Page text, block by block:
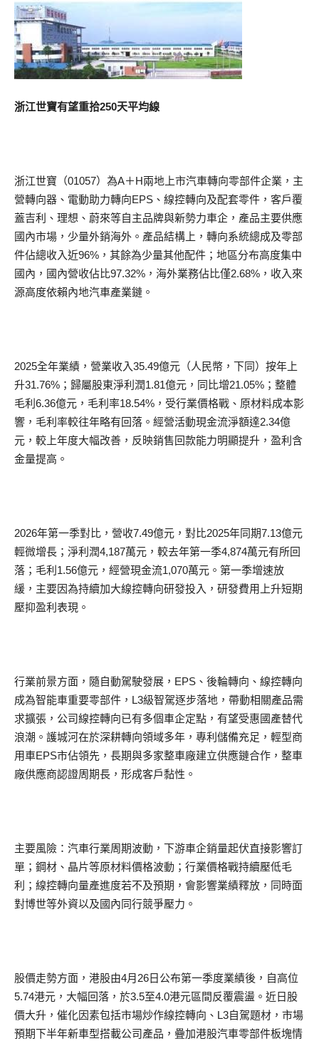
浙江世寶有望重拾250天平均線
浙江世寶（01057）為A＋H兩地上市汽車轉向零部件企業，主
營轉向器、電動助力轉向EPS、線控轉向及配套零件，客戶覆
蓋吉利、理想、蔚來等自主品牌與新勢力車企，產品主要供應
國內市場，少量外銷海外。產品結構上，轉向系統總成及零部
件佔總收入近96%，其餘為少量其他配件；地區分布高度集中
國內，國內營收佔比97.32%，海外業務佔比僅2.68%，收入來
源高度依賴內地汽車產業鏈。
2025全年業績，營業收入35.49億元（人民幣，下同）按年上
升31.76%；歸屬股東淨利潤1.81億元，同比增21.05%；整體
毛利6.36億元，毛利率18.54%，受行業價格戰、原材料成本影
響，毛利率較往年略有回落。經營活動現金流淨額達2.34億
元，較上年度大幅改善，反映銷售回款能力明顯提升，盈利含
金量提高。
2026年第一季對比，營收7.49億元，對比2025年同期7.13億元
輕微增長；淨利潤4,187萬元，較去年第一季4,874萬元有所回
落；毛利1.56億元，經營現金流1,070萬元。第一季增速放
緩，主要因為持續加大線控轉向研發投入，研發費用上升短期
壓抑盈利表現。
行業前景方面，隨自動駕駛發展，EPS、後輪轉向、線控轉向
成為智能車重要零部件，L3級智駕逐步落地，帶動相關產品需
求擴張，公司線控轉向已有多個車企定點，有望受惠國產替代
浪潮。護城河在於深耕轉向領域多年，專利儲備充足，輕型商
用車EPS市佔領先，長期與多家整車廠建立供應鏈合作，整車
廠供應商認證周期長，形成客戶黏性。
主要風險：汽車行業周期波動，下游車企銷量起伏直接影響訂
單；鋼材、晶片等原材料價格波動；行業價格戰持續壓低毛
利；線控轉向量產進度若不及預期，會影響業績釋放，同時面
對博世等外資以及國內同行競爭壓力。
股價走勢方面，港股由4月26日公布第一季度業績後，自高位
5.74港元，大幅回落，於3.5至4.0港元區間反覆震盪。近日股
價大升，催化因素包括市場炒作線控轉向、L3自駕題材，市場
預期下半年新車型搭載公司產品，疊加港股汽車零部件板塊情